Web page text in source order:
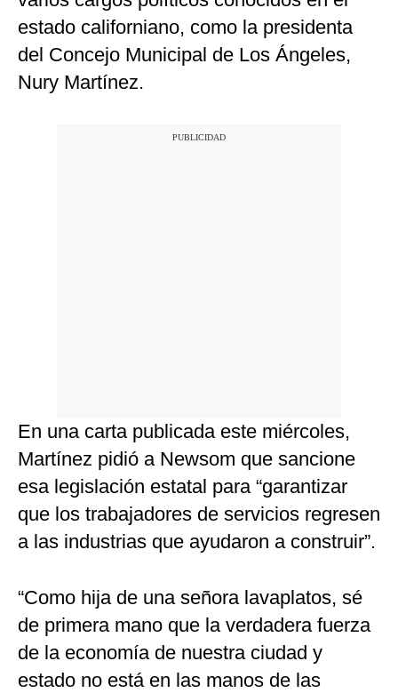
estado californiano, como la presidenta
del Concejo Municipal de Los Ángeles,
Nury Martínez.
En una carta publicada este miércoles,
Martínez pidió a Newsom que sancione
esa legislación estatal para “garantizar
que los trabajadores de servicios regresen
a las industrias que ayudaron a construir”.
“Como hija de una señora lavaplatos, sé
de primera mano que la verdadera fuerza
de la economía de nuestra ciudad y
estado no está en las manos de las